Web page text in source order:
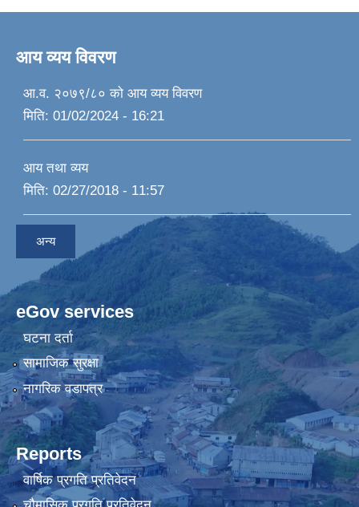
आय व्यय विवरण
आ.व. २०७९/८० को आय व्यय विवरण
मिति: 01/02/2024 - 16:21
आय तथा व्यय
मिति: 02/27/2018 - 11:57
अन्य
eGov services
घटना दर्ता
सामाजिक सुरक्षा
नागरिक वडापत्र
Reports
वार्षिक प्रगति प्रतिवेदन